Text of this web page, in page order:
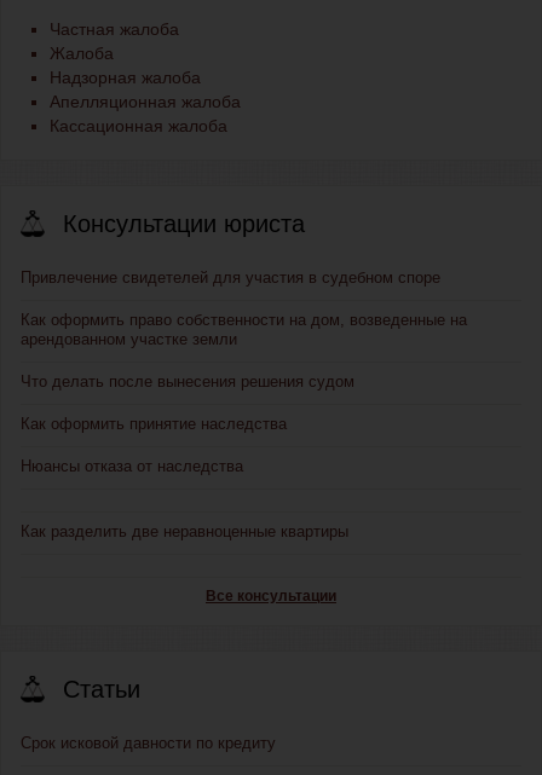
Частная жалоба
Жалоба
Надзорная жалоба
Апелляционная жалоба
Кассационная жалоба
Консультации юриста
Привлечение свидетелей для участия в судебном споре
Как оформить право собственности на дом, возведенные на
арендованном участке земли
Что делать после вынесения решения судом
Как оформить принятие наследства
Нюансы отказа от наследства
Как разделить две неравноценные квартиры
Все консультации
Статьи
Срок исковой давности по кредиту